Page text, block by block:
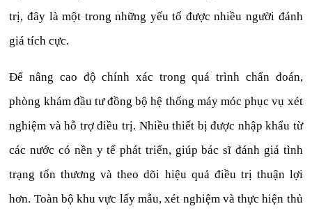
trị, đây là một trong những yếu tố được nhiều người đánh
giá tích cực.
Để nâng cao độ chính xác trong quá trình chẩn đoán,
phòng khám đầu tư đồng bộ hệ thống máy móc phục vụ xét
nghiệm và hỗ trợ điều trị. Nhiều thiết bị được nhập khẩu từ
các nước có nền y tế phát triển, giúp bác sĩ đánh giá tình
trạng tổn thương và theo dõi hiệu quả điều trị thuận lợi
hơn. Toàn bộ khu vực lấy mẫu, xét nghiệm và thực hiện thủ